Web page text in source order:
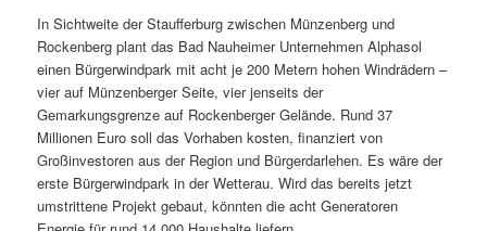
In Sichtweite der Staufferburg zwischen Münzenberg und
Rockenberg plant das Bad Nauheimer Unternehmen Alphasol
einen Bürgerwindpark mit acht je 200 Metern hohen Windrädern –
vier auf Münzenberger Seite, vier jenseits der
Gemarkungsgrenze auf Rockenberger Gelände. Rund 37
Millionen Euro soll das Vorhaben kosten, finanziert von
Großinvestoren aus der Region und Bürgerdarlehen. Es wäre der
erste Bürgerwindpark in der Wetterau. Wird das bereits jetzt
umstrittene Projekt gebaut, könnten die acht Generatoren